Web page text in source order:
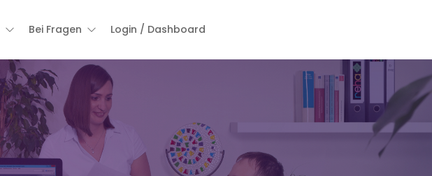
Bei Fragen Login / Dashboard